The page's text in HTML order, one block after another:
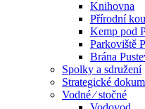
Knihovna
Přírodní
Kemp pod
Parkoviště
Brána
Spolky a sdružení
Strategické
Vodné ⁄ stočné